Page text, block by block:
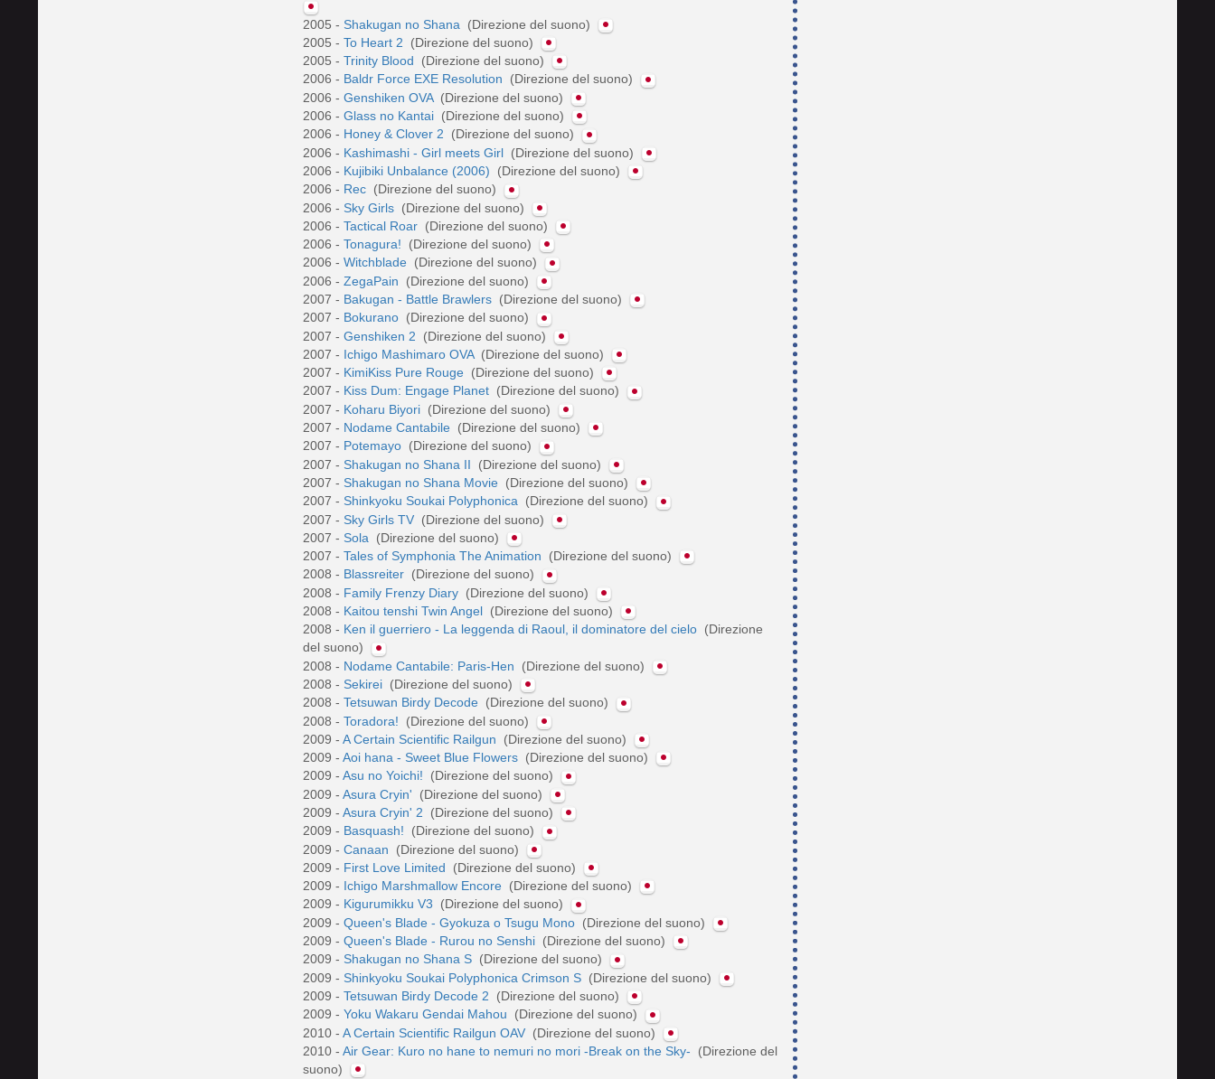
2005 - Shakugan no Shana
(Direzione del suono)
2005 -To Heart 2
(Direzione del suono)
2005 -Trinity Blood
(Direzione del suono)
2006 - Baldr Force EXE Resolution
(Direzione del suono)
2006 -Genshiken OVA (Direzione del suono)
2006 -Glass no Kantai (Direzione del suono)
2006 - Honey & Clover 2
(Direzione del suono)
2006 - Kashimashi - Girl meets Girl (Direzione del suono)
2006 - Kujibiki Unbalance (2006)
(Direzione del suono)
2006 - Rec (Direzione del suono)
2006 - Sky Girls (Direzione del suono)
2006 -Tactical Roar (Direzione del suono)
2006 -Tonagura!
(Direzione del suono)
2006 -Witchblade (Direzione del suono)
2006 -ZegaPain
(Direzione del suono)
2007 - Bakugan - Battle Brawlers (Direzione del suono)
2007 - Bokurano (Direzione del suono)
2007 -Genshiken 2
(Direzione del suono)
2007 - Ichigo Mashimaro OVA (Direzione del suono)
2007 - KimiKiss Pure Rouge (Direzione del suono)
2007 - Kiss Dum: Engage Planet (Direzione del suono)
2007 - Koharu Biyori (Direzione del suono)
2007 - Nodame Cantabile (Direzione del suono)
2007 - Potemayo (Direzione del suono)
2007 - Shakugan no Shana II
(Direzione del suono)
2007 - Shakugan no Shana Movie (Direzione del suono)
2007 - Shinkyoku Soukai Polyphonica (Direzione del suono)
2007 - Sky Girls TV (Direzione del suono)
2007 - Sola
(Direzione del suono)
2007 -Tales of Symphonia The Animation
(Direzione del suono)
2008 - Blassreiter (Direzione del suono)
2008 - Family Frenzy Diary (Direzione del suono)
2008 - Kaitou tenshi Twin Angel (Direzione del suono)
2008 - Ken il guerriero - La leggenda di Raoul, il dominatore del cielo (Direzione
del suono)
2008 - Nodame Cantabile: Paris-Hen
(Direzione del suono)
2008 - Sekirei (Direzione del suono)
2008 -Tetsuwan Birdy Decode (Direzione del suono)
2008 -Toradora!
(Direzione del suono)
2009 -A Certain Scientific Railgun
(Direzione del suono)
2009 -Aoi hana - Sweet Blue Flowers (Direzione del suono)
2009 -Asu no Yoichi!
(Direzione del suono)
2009 -Asura Cryin'
(Direzione del suono)
2009 -Asura Cryin' 2
(Direzione del suono)
2009 - Basquash!
(Direzione del suono)
2009 -Canaan
(Direzione del suono)
2009 - First Love Limited
(Direzione del suono)
2009 - Ichigo Marshmallow Encore (Direzione del suono)
2009 - Kigurumikku V3
(Direzione del suono)
2009 -Queen's Blade - Gyokuza o Tsugu Mono (Direzione del suono)
2009 -Queen's Blade - Rurou no Senshi (Direzione del suono)
2009 - Shakugan no Shana S (Direzione del suono)
2009 - Shinkyoku Soukai Polyphonica Crimson S (Direzione del suono)
2009 -Tetsuwan Birdy Decode 2
(Direzione del suono)
2009 -Yoku Wakaru Gendai Mahou
(Direzione del suono)
2010 -A Certain Scientific Railgun OAV (Direzione del suono)
2010 -Air Gear: Kuro no hane to nemuri no mori -Break on the Sky-
(Direzione del
suono)